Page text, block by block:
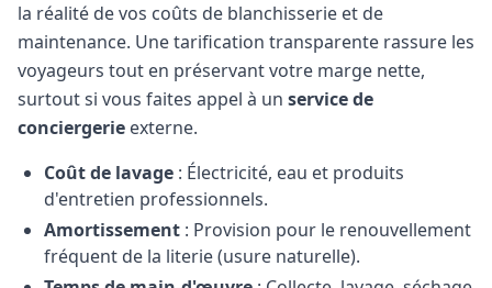
la réalité de vos coûts de blanchisserie et de
maintenance. Une tarification transparente rassure les
voyageurs tout en préservant votre marge nette,
surtout si vous faites appel à un service de
conciergerie externe.
Coût de lavage : Électricité, eau et produits
d'entretien professionnels.
Amortissement : Provision pour le renouvellement
fréquent de la literie (usure naturelle).